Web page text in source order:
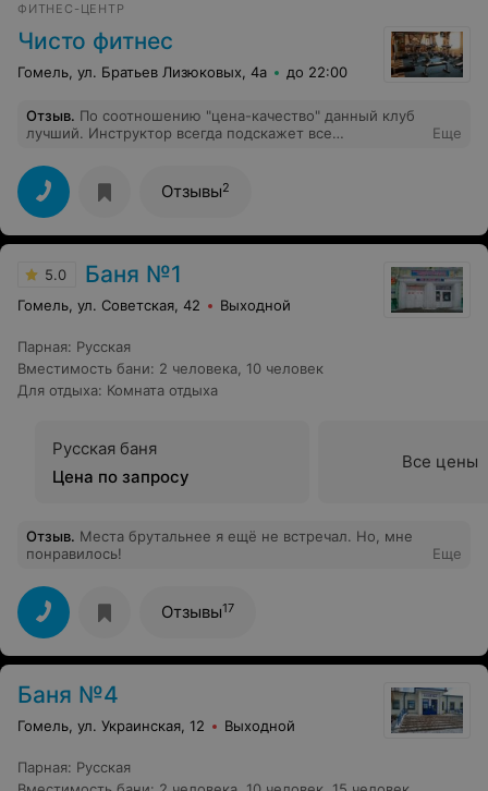
ФИТНЕС-ЦЕНТР
Чисто фитнес
Гомель, ул. Братьев Лизюковых, 4а до 22:00
Отзыв. По соотношению "цена-качество" данный клуб
лучший. Инструктор всегда подскажет все
все это входит в стоимость занятия. Единственный
минус - всего три дорожки для бега, если пришёл
вечером, то можешь и не успеть побегать.
Еще
Отзывы2
5.0 Баня №1
Гомель, ул. Советская, 42 Выходной
Парная: Русская
Вместимость бани: 2 человека 10 человек
Для отдыха: Комната отдыха
Русская баня
Цена по запросу
Все цены
Отзыв. Места брутальнее я ещё не встречал. Но, мне
понравилось!
Еще
Отзывы17
Баня №4
Гомель, ул. Украинская, 12 Выходной
Парная: Русская